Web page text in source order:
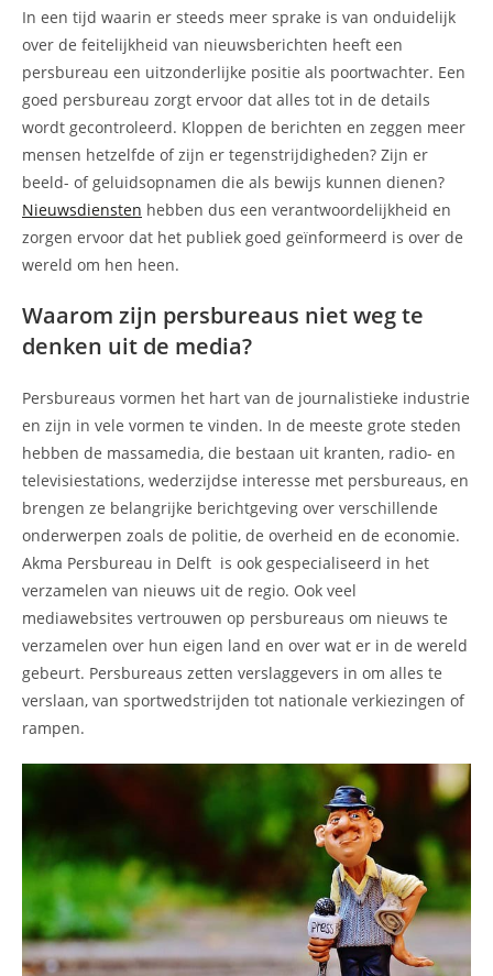
In een tijd waarin er steeds meer sprake is van onduidelijk
over de feitelijkheid van nieuwsberichten heeft een
persbureau een uitzonderlijke positie als poortwachter. Een
goed persbureau zorgt ervoor dat alles tot in de details
wordt gecontroleerd. Kloppen de berichten en zeggen meer
mensen hetzelfde of zijn er tegenstrijdigheden? Zijn er
beeld- of geluidsopnamen die als bewijs kunnen dienen?
Nieuwsdiensten hebben dus een verantwoordelijkheid en
zorgen ervoor dat het publiek goed geïnformeerd is over de
wereld om hen heen.
Waarom zijn persbureaus niet weg te
denken uit de media?
Persbureaus vormen het hart van de journalistieke industrie
en zijn in vele vormen te vinden. In de meeste grote steden
hebben de massamedia, die bestaan uit kranten, radio- en
televisiestations, wederzijdse interesse met persbureaus, en
brengen ze belangrijke berichtgeving over verschillende
onderwerpen zoals de politie, de overheid en de economie.
Akma Persbureau in Delft is ook gespecialiseerd in het
verzamelen van nieuws uit de regio. Ook veel
mediawebsites vertrouwen op persbureaus om nieuws te
verzamelen over hun eigen land en over wat er in de wereld
gebeurt. Persbureaus zetten verslaggevers in om alles te
verslaan, van sportwedstrijden tot nationale verkiezingen of
rampen.